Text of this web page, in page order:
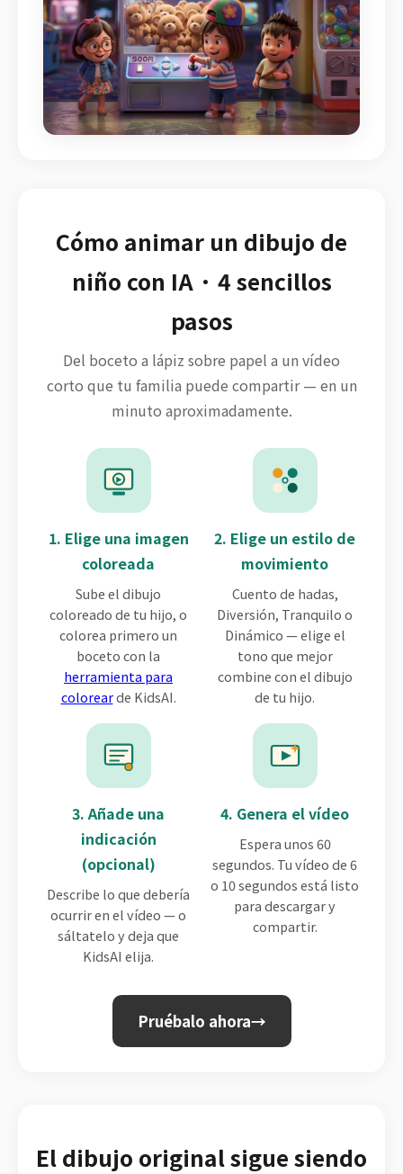
Cómo animar un dibujo de
niño con IA · 4 sencillos
pasos
Del boceto a lápiz sobre papel a un vídeo
corto que tu familia puede compartir — en un
minuto aproximadamente.
1. Elige una imagen
coloreada
Sube el dibujo
coloreado de tu hijo, o
colorea primero un
boceto con la
herramienta para
colorearde KidsAI.
2. Elige un estilo de
movimiento
Cuento de hadas,
Diversión, Tranquilo o
Dinámico — elige el
tono que mejor
combine con el dibujo
de tu hijo.
3. Añade una
indicación
(opcional)
Describe lo que debería
ocurrir en el vídeo — o
sáltatelo y deja que
KidsAI elija.
4. Genera el vídeo
Espera unos 60
segundos. Tu vídeo de 6
o 10 segundos está listo
para descargar y
compartir.
Pruébalo ahora→
El dibujo original sigue siendo